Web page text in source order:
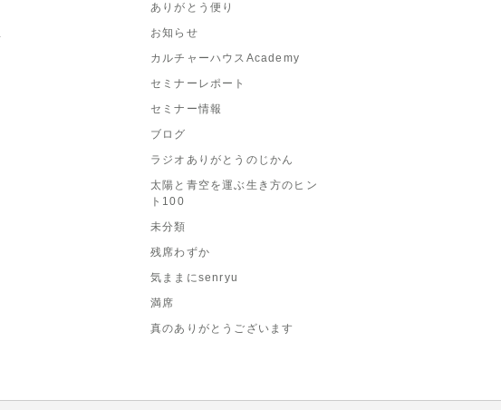
ありがとう便り
お知らせ
カルチャーハウスAcademy
セミナーレポート
セミナー情報
ブログ
ラジオありがとうのじかん
太陽と青空を運ぶ生き方のヒン
ト100
未分類
残席わずか
気ままにsenryu
満席
真のありがとうございます